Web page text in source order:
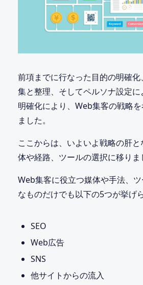
前項までに行なった目的の明確
集と整理、そしてペルソナ設定
明確化により、Web集客の戦略
ました。
ここからは、いよいよ戦略の肝
体や経路、ツールの選択に移りま
Web集客に役立つ媒体や手法、
なものだけでも以下の5つが挙げ
SEO
Web広告
SNS
他サイトからの流入